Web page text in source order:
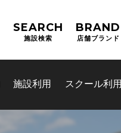
SEARCH
施設検索
BRAND
店舗ブランド
施設利用 スクール利用